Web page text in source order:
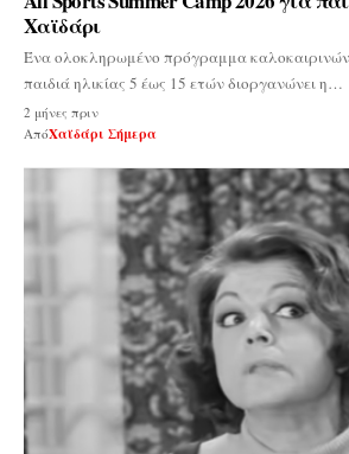
Χαϊδάρι
Ένα ολοκληρωμένο πρόγραμμα
παιδιά ηλικίας 5 έως 15 ετών διοργανώνει η…
2 μήνες πριν
ΑπόΧαϊδάρι Σήμερα